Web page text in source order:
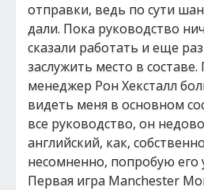
отправки, ведь по сути
дали. Пока руководство
сказали работать и еще
заслужить место в
менеджер Рон Хексталл
видеть меня в основном
все руководство, он
английский, как,
несомненно, попробую его
Первая игра Manchester